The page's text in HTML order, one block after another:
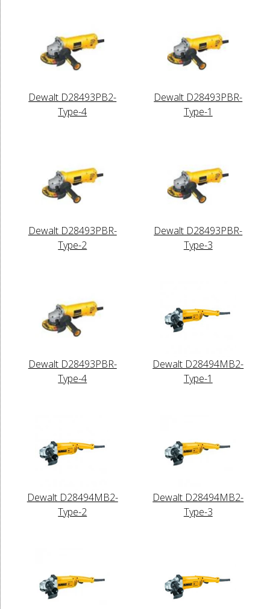
Dewalt D28493PB2-
Type-4
Dewalt D28493PBR-
Type-1
Dewalt D28493PBR-
Type-2
Dewalt D28493PBR-
Type-3
Dewalt D28493PBR-
Type-4
Dewalt D28494MB2-
Type-1
Dewalt D28494MB2-
Type-2
Dewalt D28494MB2-
Type-3